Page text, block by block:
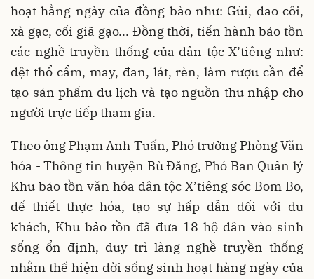
hoạt hằng ngày của đồng bào như: Gùi, dao côi,
xà gạc, cối giã gạo... Đồng thời, tiến hành bảo tồn
các nghề truyền thống của dân tộc X’tiêng như:
dệt thổ cẩm, may, đan, lát, rèn, làm rượu cần để
tạo sản phẩm du lịch và tạo nguồn thu nhập cho
người trực tiếp tham gia.
Theo ông Phạm Anh Tuấn, Phó trưởng Phòng Văn
hóa - Thông tin huyện Bù Đăng, Phó Ban Quản lý
Khu bảo tồn văn hóa dân tộc X’tiêng sóc Bom Bo,
để thiết thực hóa, tạo sự hấp dẫn đối với du
khách, Khu bảo tồn đã đưa 18 hộ dân vào sinh
sống ổn định, duy trì làng nghề truyền thống
nhằm thể hiện đời sống sinh hoạt hàng ngày của